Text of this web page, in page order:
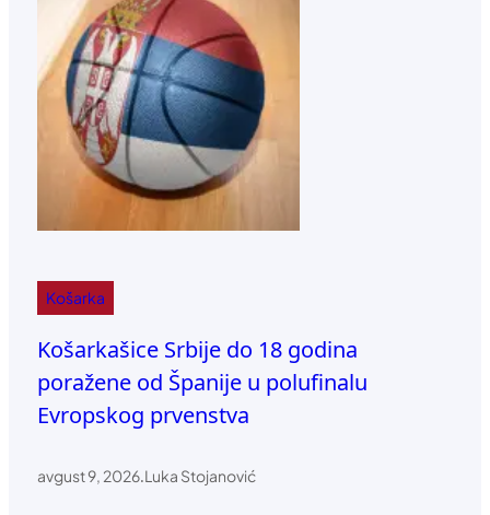
Košarka
Košarkašice Srbije do 18 godina
poražene od Španije u polufinalu
Evropskog prvenstva
avgust 9, 2026.Luka Stojanović